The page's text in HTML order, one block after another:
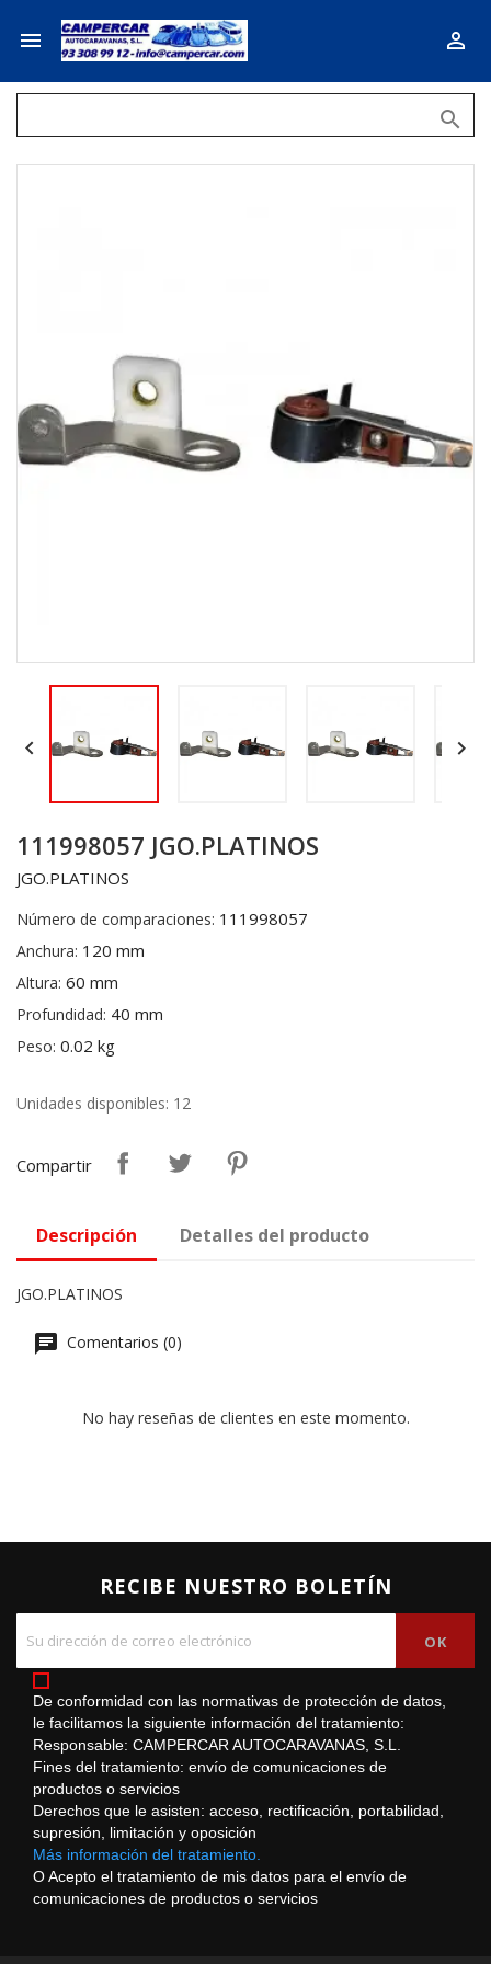
 

 
111998057 JGO.PLATINOS
JGO.PLATINOS
Número de comparaciones: 111998057
Anchura: 120 mm
Altura: 60 mm
Profundidad: 40 mm
Peso: 0.02 kg
Unidades disponibles: 12
Compartir
Descripción Detalles del producto
JGO.PLATINOS
Comentarios (0)
No hay reseñas de clientes en este momento.
RECIBE NUESTRO BOLETÍN
De conformidad con las normativas de protección de datos,
le facilitamos la siguiente información del tratamiento:
Responsable: CAMPERCAR AUTOCARAVANAS, S.L.
Fines del tratamiento: envío de comunicaciones de
productos o servicios
Derechos que le asisten: acceso, rectificación, portabilidad,
supresión, limitación y oposición
Más información del tratamiento.
O Acepto el tratamiento de mis datos para el envío de
comunicaciones de productos o servicios